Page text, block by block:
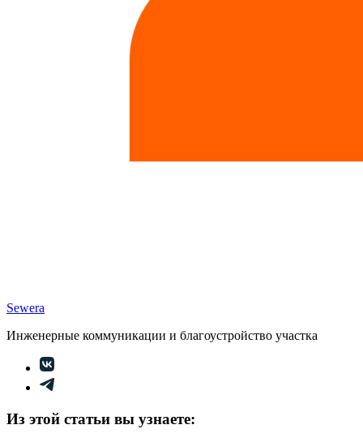
Sewera
Инженерные коммуникации и благоустройство участка
Из этой статьи вы узнаете: